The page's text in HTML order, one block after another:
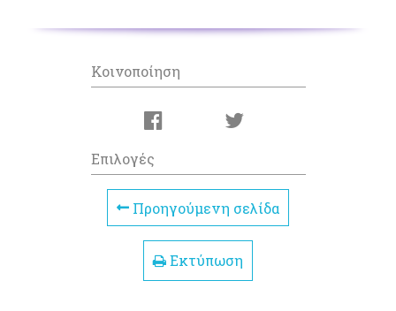
Κοινοποίηση
Επιλογές
Προηγούμενη σελίδα
Εκτύπωση